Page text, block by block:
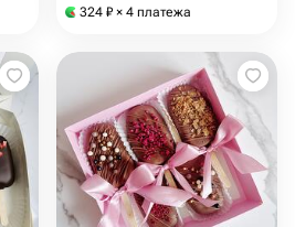
324 ₽ × 4 платежа